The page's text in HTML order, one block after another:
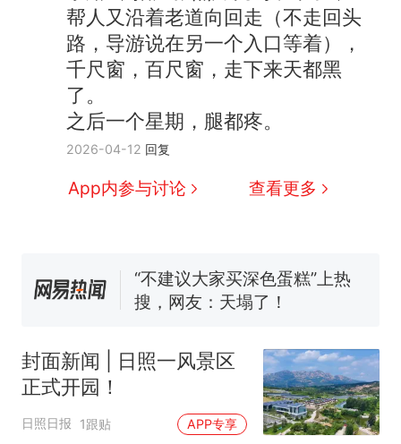
帮人又沿着老道向回走（不走回头
路，导游说在另一个入口等着），
千尺窗，百尺窗，走下来天都黑
了。
之后一个星期，腿都疼。
2026-04-12 回复
App内参与讨论 查看更多
那个在床头放菜刀的女孩，
因老师一句“跟我回家”改写了
人生
新 搬家报价570元，搬到楼下
交5060元才肯搬上楼！女子傻
眼了……
空调24小时开着反而更省电？
已叫停招聘，成立调查组全面
核查
“不建议大家买深色蛋糕”上热
搜，网友：天塌了！
汁，致多名乘客在飞行途中排
队上厕所！乘客：机上100多
人只有2个厕所；客服回应：并
非每架飞机都会发放西梅汁
热
那个在床头放菜刀的女孩，
因老师一句“跟我回家”改写了
封面新闻 | 日照一风景区
正式开园！
日照日报 1跟贴 APP专享